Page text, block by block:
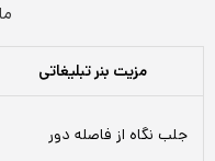
مزیت بنر تبلیغاتی
جلب نگاه از فاصله دور